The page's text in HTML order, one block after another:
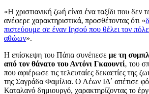
«Η χριστιανική ζωή είναι ένα ταξίδι που δεν
ανέφερε χαρακτηριστικά, προσθέτοντας ότι «
πιστεύουμε σε έναν Ιησού που θέλει τον
αθώων».
Η επίσκεψη του Πάπα συνέπεσε με τη
από τον θάνατο του Αντόνι Γκαουντί, του
που αφιέρωσε τις τελευταίες δεκαετίες της
της Σαγράδα Φαμίλια. Ο Λέων ΙΔ΄ απέτισε
Καταλανό δημιουργό, χαρακτηρίζοντας το